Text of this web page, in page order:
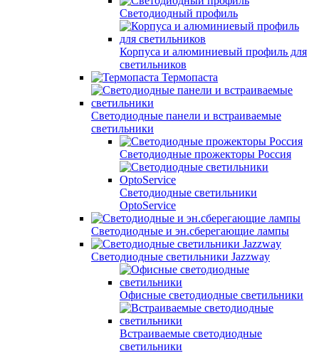
Светодиодный профиль
Корпуса и алюминиевый профиль для
светильников
Термопаста
Светодиодные панели и встраиваемые
светильники
Светодиодные прожекторы Россия
Светодиодные светильники
OptoService
Светодиодные и эн.сберегающие лампы
Светодиодные светильники Jazzway
Офисные светодиодные светильники
Встраиваемые светодиодные
светильники